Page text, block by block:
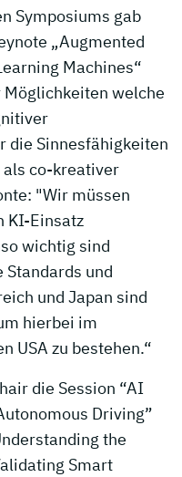
Symposiums gab
„Augmented
Machines“
welche
die Sinnesfähigkeiten
als co-kreativer
"Wir müssen
KI-Einsatz
wichtig sind
und
und Japan sind
hierbei im
USA zu bestehen.“
die Session “AI
Driving”
the
Smart